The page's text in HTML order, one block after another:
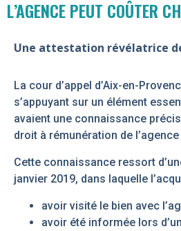
L’AGENCE PEUT COÛTER
Une attestation révélatrice
La cour d’appel d’Aix-en-
s’appuyant sur un élément
avaient une connaissance
droit à rémunération de l’agence
Cette connaissance ressort
janvier 2019, dans laquelle
avoir visité le bien avec
avoir été informée lors